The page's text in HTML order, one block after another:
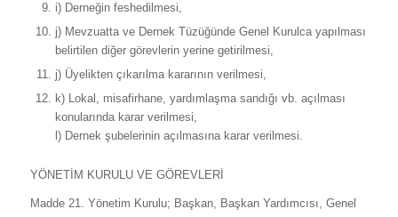
i) Derneğin feshedilmesi,
j) Mevzuatta ve Dernek Tüzüğünde Genel Kurulca yapılması
belirtilen diğer görevlerin yerine getirilmesi,
j) Üyelikten çıkarılma kararının verilmesi,
k) Lokal, misafirhane, yardımlaşma sandığı vb. açılması
konularında karar verilmesi,
l) Dernek şubelerinin açılmasına karar verilmesi.
YÖNETİM KURULU VE GÖREVLERİ
Madde 21. Yönetim Kurulu; Başkan, Başkan Yardımcısı, Genel